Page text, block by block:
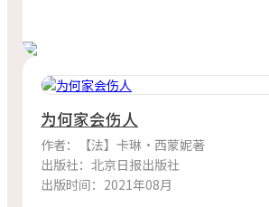
为何家会伤人
作者：【法】卡琳·西蒙妮著
出版社：北京日报出版社
出版时间：2021年08月